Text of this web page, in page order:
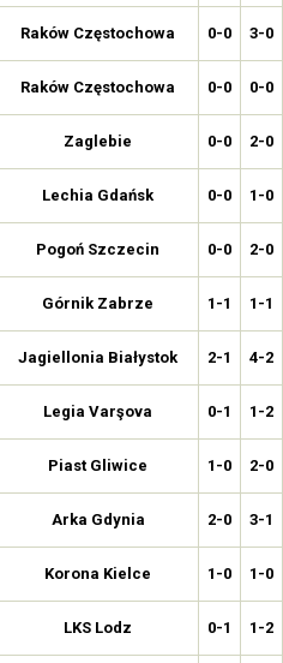
Raków Częstochowa 0-0 3-0
Raków Częstochowa 0-0 0-0
Zaglebie 0-0 2-0
Lechia Gdańsk 0-0 1-0
Pogoń Szczecin 0-0 2-0
Górnik Zabrze 1-1 1-1
Jagiellonia Białystok 2-1 4-2
Legia Varşova 0-1 1-2
Piast Gliwice 1-0 2-0
Arka Gdynia 2-0 3-1
Korona Kielce 1-0 1-0
LKS Lodz 0-1 1-2